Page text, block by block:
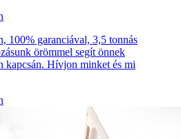
100% garanciával, 3,5 tonnás
örömmel segít önnek
kapcsán. Hívjon minket és mi